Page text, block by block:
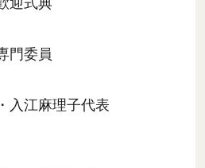
迎式典
門委員
入江麻理子代表